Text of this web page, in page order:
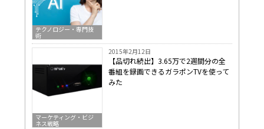
テクノロジー・専門技
術
マーケティング・ビジ
ネス戦略
2015年2月12日
【品切れ続出】3.65万で2週間分の全
番組を録画できるガラポンTVを使って
みた